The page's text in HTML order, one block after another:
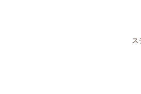
ス